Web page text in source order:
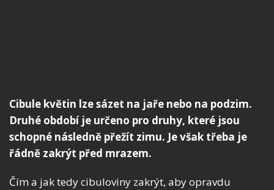
Cibule květin lze sázet na jaře nebo na podzim.
Druhé období je určeno pro druhy, které jsou
schopné následně přežít zimu. Je však třeba je
řádně zakrýt před mrazem.
Čím a jak tedy cibuloviny zakrýt, aby opravdu